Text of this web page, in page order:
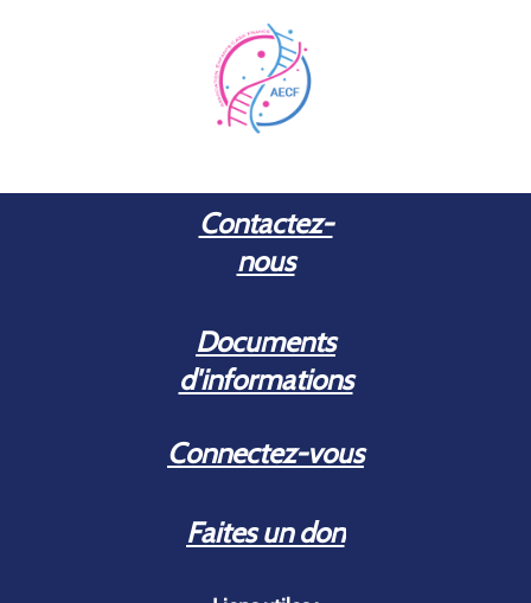
Contactez-
nous
Documents
d'informations
Connectez-vous
Faites un don